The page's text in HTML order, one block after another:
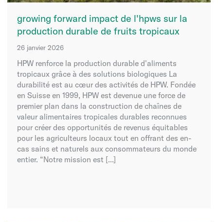
growing forward impact de l'hpws sur la
production durable de fruits tropicaux
26 janvier 2026
HPW renforce la production durable d'aliments
tropicaux grâce à des solutions biologiques La
durabilité est au cœur des activités de HPW. Fondée
en Suisse en 1999, HPW est devenue une force de
premier plan dans la construction de chaînes de
valeur alimentaires tropicales durables reconnues
pour créer des opportunités de revenus équitables
pour les agriculteurs locaux tout en offrant des en-
cas sains et naturels aux consommateurs du monde
entier. “Notre mission est [...]